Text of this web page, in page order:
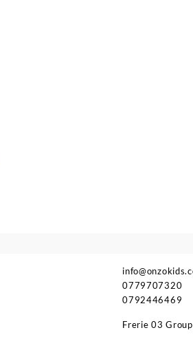
0779707320
0792446469
Frerie 03